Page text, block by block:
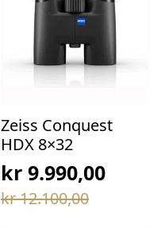
Zeiss Conquest
HDX 8×32
kr12.100,00
Opprinnelig
kr9.990,00
Nåværende